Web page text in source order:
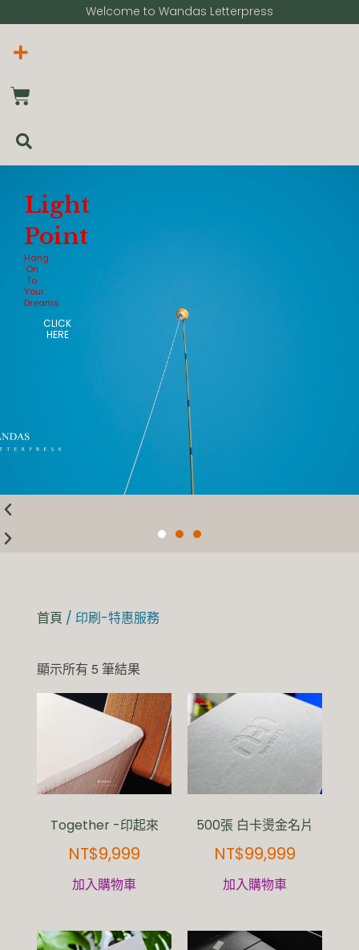
Welcome to Wandas Letterpress​
首頁 / 印刷-特惠服務
顯示所有 5 筆結果
Together -印起來
NT$9,999
加入購物車
500張 白卡燙金名片
NT$99,999
加入購物車